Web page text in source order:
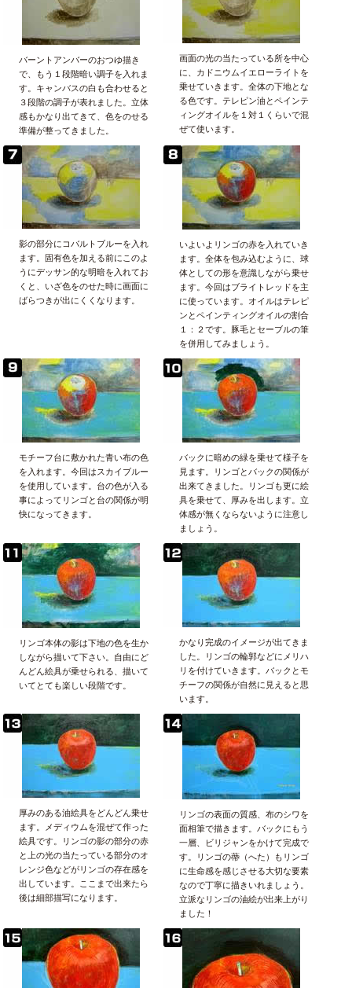
バーントアンバーのおつゆ描き
で、もう１段階暗い調子を入れま
す。キャンバスの白も合わせると
３段階の調子が表れました。立体
感もかなり出てきて、色をのせる
準備が整ってきました。
画面の光の当たっている所を中心
に、カドニウムイエローライトを
乗せていきます。全体の下地とな
る色です。テレピン油とペインテ
ィングオイルを１対１くらいで混
ぜて使います。
影の部分にコバルトブルーを入れ
ます。固有色を加える前にこのよ
うにデッサン的な明暗を入れてお
くと、いざ色をのせた時に画面に
ばらつきが出にくくなります。
いよいよリンゴの赤を入れていき
ます。全体を包み込むように、球
体としての形を意識しながら乗せ
ます。今回はブライトレッドを主
に使っています。オイルはテレピ
ンとペインティングオイルの割合
１：２です。豚毛とセーブルの筆
を併用してみましょう。
モチーフ台に敷かれた青い布の色
を入れます。今回はスカイブルー
を使用しています。台の色が入る
事によってリンゴと台の関係が明
快になってきます。
バックに暗めの緑を乗せて様子を
見ます。リンゴとバックの関係が
出来てきました。リンゴも更に絵
具を乗せて、厚みを出します。立
体感が無くならないように注意し
ましょう。
リンゴ本体の影は下地の色を生か
しながら描いて下さい。自由にど
んどん絵具が乗せられる、描いて
いてとても楽しい段階です。
かなり完成のイメージが出てきま
した。リンゴの輪郭などにメリハ
リを付けていきます。バックとモ
チーフの関係が自然に見えると思
います。
厚みのある油絵具をどんどん乗せ
ます。メディウムを混ぜて作った
絵具です。リンゴの影の部分の赤
と上の光の当たっている部分のオ
レンジ色などがリンゴの存在感を
出しています。ここまで出来たら
後は細部描写になります。
リンゴの表面の質感、布のシワを
面相筆で描きます。バックにもう
一層、ビリジャンをかけて完成で
す。リンゴの蔕（へた）もリンゴ
に生命感を感じさせる大切な要素
なので丁寧に描きいれましょう。
立派なリンゴの油絵が出来上がり
ました！